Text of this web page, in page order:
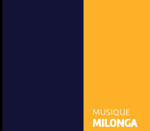
MUSIQUE
MILONGA